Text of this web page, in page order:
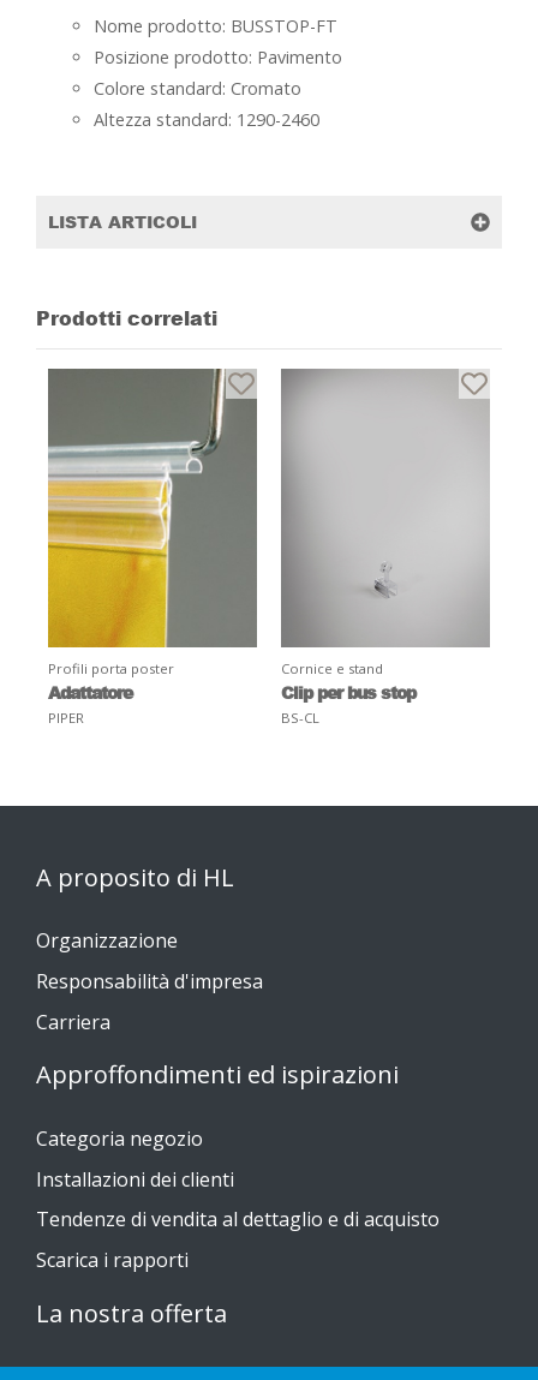
Nome prodotto: BUSSTOP-FT
Posizione prodotto: Pavimento
Colore standard: Cromato
Altezza standard: 1290-2460
LISTA ARTICOLI
Prodotti correlati
Profili porta poster
Adattatore
PIPER
Cornice e stand
Clip per bus stop
BS-CL
A proposito di HL
Organizzazione
Responsabilità d'impresa
Carriera
Approffondimenti ed ispirazioni
Categoria negozio
Installazioni dei clienti
Tendenze di vendita al dettaglio e di acquisto
Scarica i rapporti
La nostra offerta